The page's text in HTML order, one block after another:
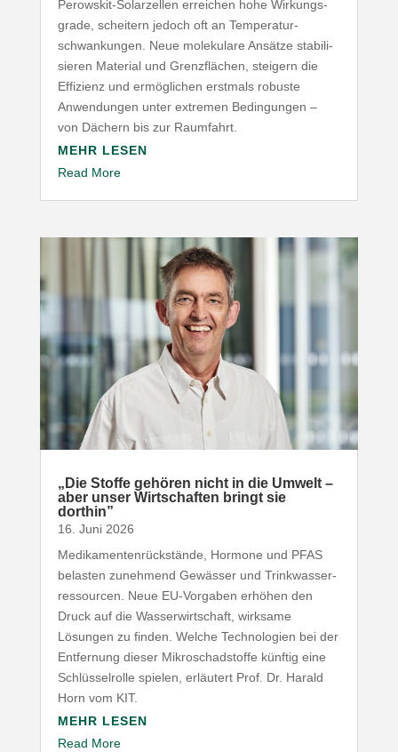
Perowskit-​Solarzellen erreichen hohe Wirkungs­
grade, scheitern jedoch oft an Tempe­ra­tur­
schwan­kungen. Neue mole­kulare Ansätze stabi­li­
sieren Material und Grenz­flächen, steigern die
Effizienz und ermög­lichen erstmals robuste
Anwen­dungen unter extremen Bedin­gungen –
von Dächern bis zur Raumfahrt.
MEHR LESEN
Read More
„ Die Stoffe gehören nicht in die Umwelt –
aber unser Wirt­schaften bringt sie
dorthin”
16. Juni 2026
Medi­ka­men­ten­rück­stände, Hormone und PFAS
belasten zunehmend Gewässer und Trink­was­ser­
res­sourcen. Neue EU-​Vorgaben erhöhen den
Druck auf die Wasser­wirt­schaft, wirksame
Lösungen zu finden. Welche Tech­no­logien bei der
Entfernung dieser Mikro­schad­stoffe künftig eine
Schlüs­sel­rolle spielen, erläutert Prof. Dr. Harald
Horn vom KIT.
MEHR LESEN
Read More